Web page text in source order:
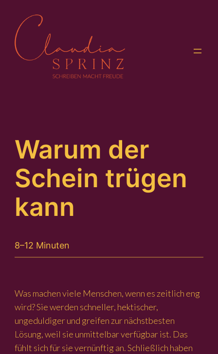
Inhalt
springen
Warum der
Schein trügen
kann
8–12 Minuten
Was machen viele Menschen, wenn es zeitlich eng
wird? Sie werden schneller, hektischer,
ungeduldiger und greifen zur nächstbesten
Lösung, weil sie unmittelbar verfügbar ist. Das
fühlt sich für sie vernünftig an. Schließlich haben